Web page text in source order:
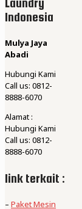
Indonesia
Mulya Jaya
Abadi
Hubungi Kami
Call us: 0812-
8888-6070
Alamat :
Hubungi Kami
Call us: 0812-
8888-6070
link terkait :
– Paket Mesin